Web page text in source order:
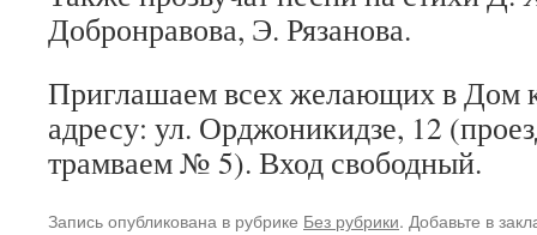
Добронравова, Э. Рязанова.
Приглашаем всех желающих в Дом
адресу: ул. Орджоникидзе, 12
трамваем № 5). Вход свободный.
Запись опубликована в рубрике Без рубрики. Добавьте в